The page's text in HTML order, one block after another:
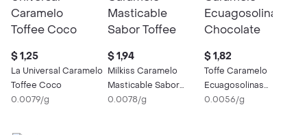
$ 1,25
La Universal Caramelo
Toffee Coco
0.0079/g
$ 1,94
Milkiss Caramelo
Masticable Sabor
Toffee Surtido
0.0078/g
$ 1,82
Toffe Caramelo
Ecuagosolinas
Chocolate
0.0056/g